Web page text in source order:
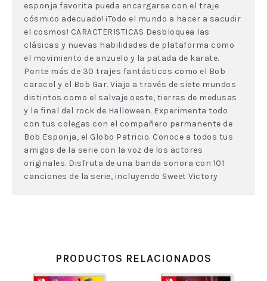
esponja favorita pueda encargarse con el traje
cósmico adecuado! ¡Todo el mundo a hacer a sacudir
el cosmos! CARACTERISTICAS Desbloquea las
clásicas y nuevas habilidades de plataforma como
el movimiento de anzuelo y la patada de karate.
Ponte más de 30 trajes fantásticos como el Bob
caracol y el Bob Gar. Viaja a través de siete mundos
distintos como el salvaje oeste, tierras de medusas
y la final del rock de Halloween. Experimenta todo
con tus colegas con el compañero permanente de
Bob Esponja, el Globo Patricio. Conoce a todos tus
amigos de la serie con la voz de los actores
originales. Disfruta de una banda sonora con 101
canciones de la serie, incluyendo Sweet Victory
PRODUCTOS RELACIONADOS